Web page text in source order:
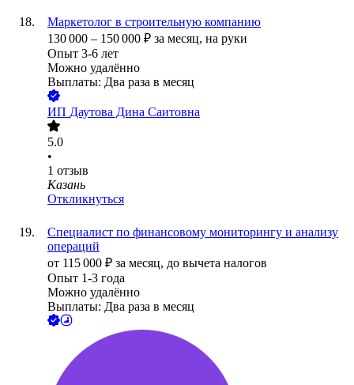
Маркетолог в строительную компанию
130 000 – 150 000 ₽ за месяц, на руки
Опыт 3-6 лет
Можно удалённо
Выплаты: Два раза в месяц
ИП Даутова Дина Саитовна
5.0
•
1 отзыв
Казань
Откликнуться
Специалист по финансовому мониторингу и анализу
операций
от 115 000 ₽ за месяц, до вычета налогов
Опыт 1-3 года
Можно удалённо
Выплаты: Два раза в месяц